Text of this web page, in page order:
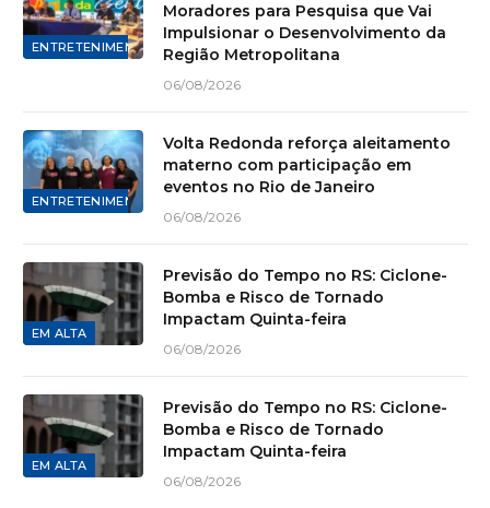
ENTRETENIMENTO
Moradores para Pesquisa que Vai
Impulsionar o Desenvolvimento da
Região Metropolitana
06/08/2026
ENTRETENIMENTO
Volta Redonda reforça aleitamento
materno com participação em
eventos no Rio de Janeiro
06/08/2026
EM ALTA
Previsão do Tempo no RS: Ciclone-
Bomba e Risco de Tornado
Impactam Quinta-feira
06/08/2026
EM ALTA
Previsão do Tempo no RS: Ciclone-
Bomba e Risco de Tornado
Impactam Quinta-feira
06/08/2026